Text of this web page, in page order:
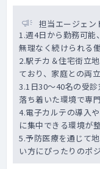
担当エージェン
1.週4日から勤務可能
無理なく続けられる
2.駅チカ＆住宅街立
ており、家庭との両
3.1日30～40名の受診
落ち着いた環境で専
4.電子カルテの導入
に集中できる環境が
5.予防医療を通じて
い方にぴったりのポ